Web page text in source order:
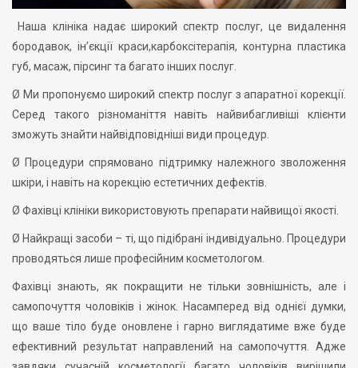
Наша клініка надає широкий спектр послуг, це видалення
бородавок, ін’єкції краси,карбоксітерапія, контурна пластика
губ, масаж, пірсинг та багато інших послуг.
Ø Ми пропонуємо широкий спектр послуг з апаратної корекції.
Серед такого різноманіття навіть найвибагливіші клієнти
зможуть знайти найвідповідніші види процедур.
Ø Процедури спрямовано підтримку належного зволоження
шкіри, і навіть на корекцію естетичних дефектів.
Ø Фахівці клініки використовують препарати найвищої якості.
Ø Найкращі засоби – ті, що підібрані індивідуально. Процедури
проводяться лише професійним косметологом.
Фахівці знають, як покращити не тільки зовнішність, але і
самопочуття чоловіків і жінок. Насамперед від однієї думки,
що ваше тіло буде оновлене і гарно виглядатиме вже буде
ефективний результат направлений на самопочуття. Адже